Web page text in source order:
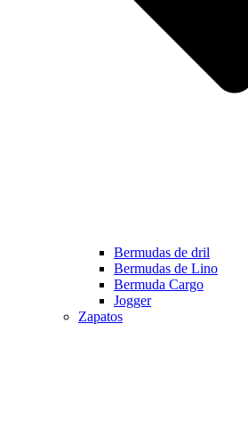
Bermudas de dril
Bermudas de Lino
Bermuda Cargo
Jogger
Zapatos